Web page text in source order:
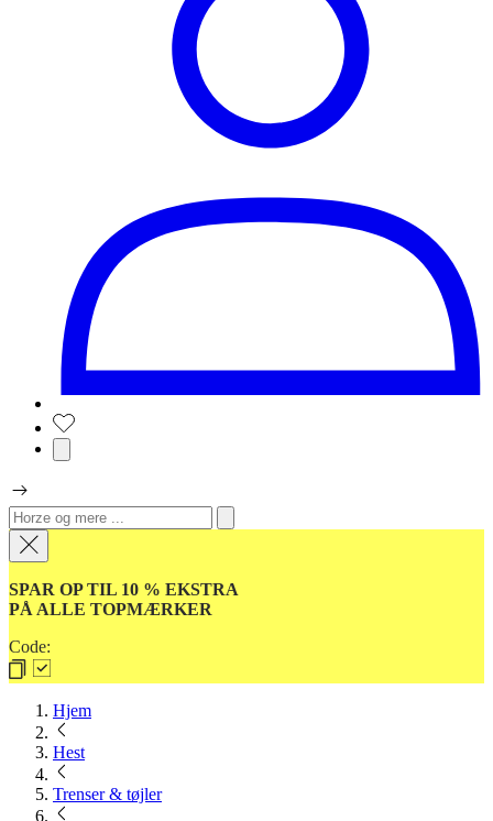
SPAR OP TIL 10 % EKSTRA
PÅ ALLE TOPMÆRKER
Code:
Hjem
Hest
Trenser & tøjler